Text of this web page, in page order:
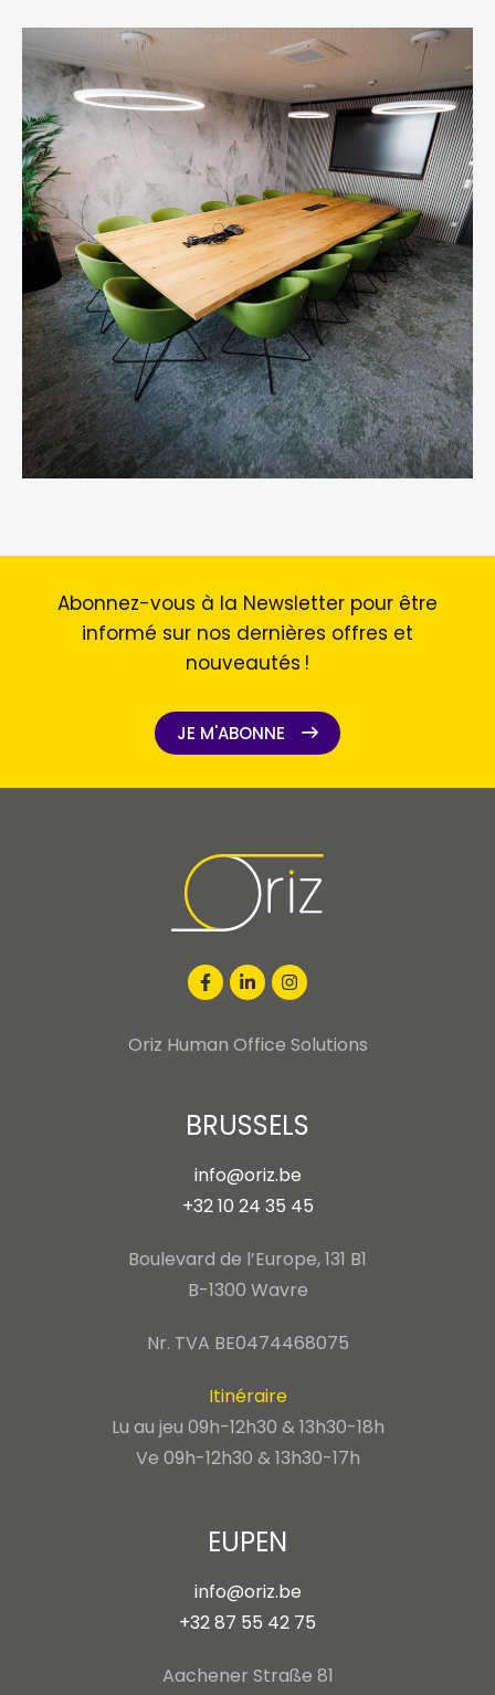
Abonnez-vous à la Newsletter pour être
informé sur nos dernières offres et
nouveautés !
JE M'ABONNE
Oriz Human Office Solutions
BRUSSELS
info@oriz.be
+32 10 24 35 45
Boulevard de l’Europe, 131 B1
B-1300 Wavre
Nr. TVA BE0474468075
Itinéraire
Lu au jeu 09h-12h30 & 13h30-18h
Ve 09h-12h30 & 13h30-17h
EUPEN
info@oriz.be
+32 87 55 42 75
Aachener Straße 81